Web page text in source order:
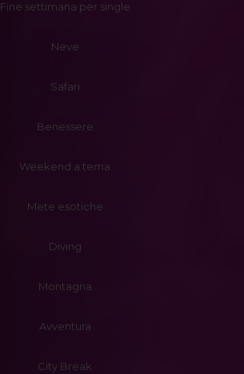
Fine settimana per single
Neve
Safari
Benessere
Weekend a tema
Mete esotiche
Diving
Montagna
Avventura
City Break